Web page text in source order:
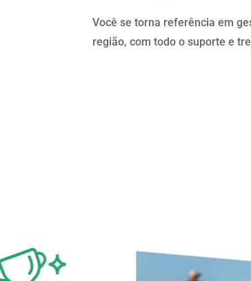
Você se torna referência em
região, com todo o suporte e